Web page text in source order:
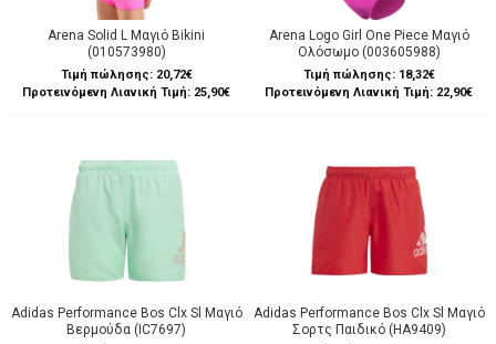
Arena Solid L Μαγιό Bikini
(010573980)
Τιμή πώλησης: 20,72€
Προτεινόμενη Λιανική Τιμή: 25,90€
Arena Logo Girl One Piece Μαγιό
Ολόσωμο (003605988)
Τιμή πώλησης: 18,32€
Προτεινόμενη Λιανική Τιμή: 22,90€
Adidas Performance Bos Clx Sl Μαγιό
Βερμούδα (IC7697)
Adidas Performance Bos Clx Sl Μαγιό
Σορτς Παιδικό (HA9409)